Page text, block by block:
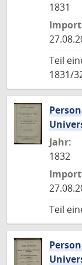
1831
Teil
1831/
Jahr:
1832
Teil